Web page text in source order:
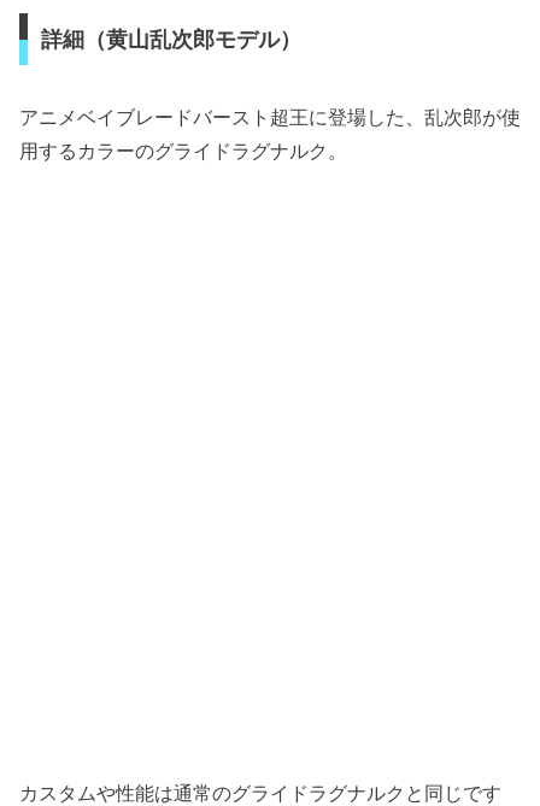
詳細（黄山乱次郎モデル）
アニメベイブレードバースト超王に登場した、乱次郎が使
用するカラーのグライドラグナルク。
カスタムや性能は通常のグライドラグナルクと同じです